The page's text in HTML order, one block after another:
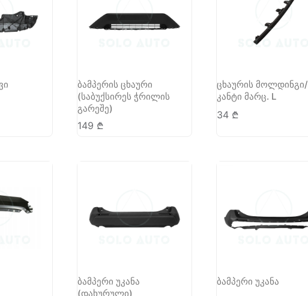
ბამპერის ცხაური
(საბუქსირეს ჭრილის
გარეშე)
149 ₾
ცხაურის მოლდინგი/
კანტი მარც. L
34 ₾
ბამპერი უკანა
(დახურული)
ბამპერი უკანა